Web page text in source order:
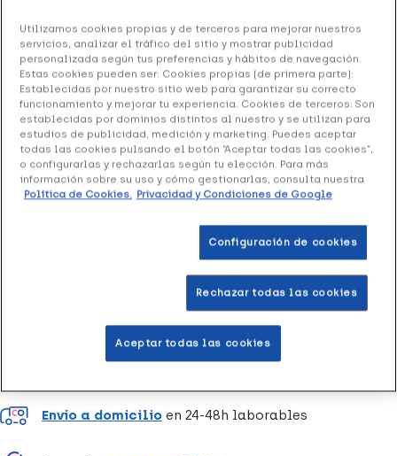
+ 18 puntosHealthies
Best Breathe Filtro Nasal es un discreto dispositivo con
filtro recambiables y desechables que consiguen retener
una gran parte de las partículas presentes en el aire que
respiramos día a día.
Formato de una unidad de la talla S.
Entrega rápida y gratuitaen farmacia
Envío a domicilio en 24-48h laborables
Utilizamos cookies propias y de terceros para mejorar nuestros
servicios, analizar el tráfico del sitio y mostrar publicidad
personalizada según tus preferencias y hábitos de navegación.
Estas cookies pueden ser: Cookies propias (de primera parte):
Establecidas por nuestro sitio web para garantizar su correcto
funcionamiento y mejorar tu experiencia. Cookies de terceros: Son
establecidas por dominios distintos al nuestro y se utilizan para
estudios de publicidad, medición y marketing. Puedes aceptar
todas las cookies pulsando el botón “Aceptar todas las cookies”,
o configurarlas y rechazarlas según tu elección. Para más
información sobre su uso y cómo gestionarlas, consulta nuestra
Política de Cookies. Privacidad y Condiciones de Google
Configuración de cookies
Rechazar todas las cookies
Aceptar todas las cookies